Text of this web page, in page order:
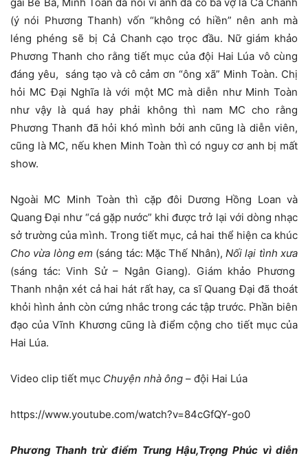
(ý nói Phương Thanh) vốn “không có hiền” nên anh mà
léng phéng sẽ bị Cả Chanh cạo trọc đầu. Nữ giám khảo
Phương Thanh cho rằng tiết mục của đội Hai Lúa vô cùng
đáng yêu, sáng tạo và cô cảm ơn “ông xã” Minh Toàn. Chị
hỏi MC Đại Nghĩa là với một MC mà diễn như Minh Toàn
như vậy là quá hay phải không thì nam MC cho rằng
Phương Thanh đã hỏi khó mình bởi anh cũng là diễn viên,
cũng là MC, nếu khen Minh Toàn thì có nguy cơ anh bị mất
show.
Ngoài MC Minh Toàn thì cặp đôi Dương Hồng Loan và
Quang Đại như “cá gặp nước” khi được trở lại với dòng nhạc
sở trường của mình. Trong tiết mục, cả hai thể hiện ca khúc
Cho vừa lòng em (sáng tác: Mặc Thế Nhân), Nối lại tình xưa
(sáng tác: Vinh Sử – Ngân Giang). Giám khảo Phương
Thanh nhận xét cả hai hát rất hay, ca sĩ Quang Đại đã thoát
khỏi hình ảnh còn cứng nhắc trong các tập trước. Phần biên
đạo của Vĩnh Khương cũng là điểm cộng cho tiết mục của
Hai Lúa.
Video clip tiết mục Chuyện nhà ông – đội Hai Lúa
https://www.youtube.com/watch?v=84cGfQY-go0
Phương Thanh trừ điểm Trung Hậu,Trọng Phúc vì diễn